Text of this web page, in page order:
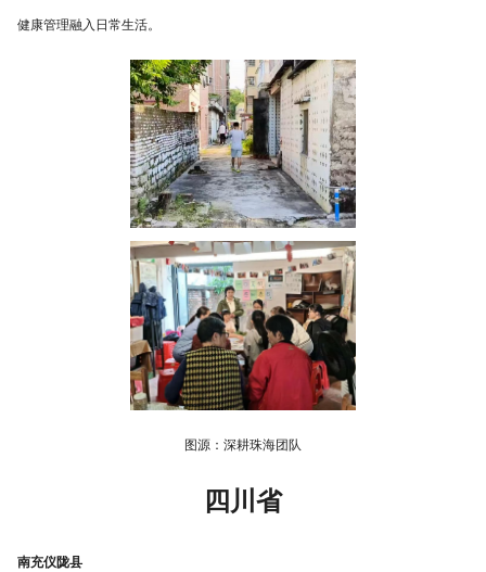
健康管理融入日常生活。
图源：深耕珠海团队
四川省
南充仪陇县